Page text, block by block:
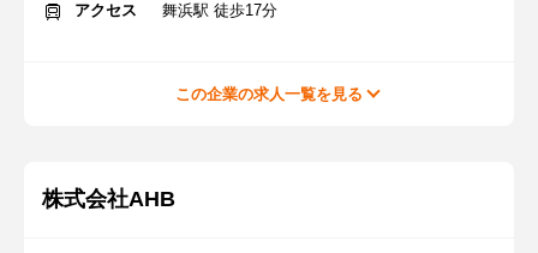
アクセス
舞浜駅 徒歩17分
この企業の求人一覧を見る
株式会社AHB